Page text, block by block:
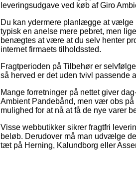
leveringsudgave ved køb af Giro
Du kan ydermere planlægge at vælge
typisk en anelse mere pebret, men
benægtes at være at du selv henter
internet firmaets tilholdssted.
Fragtperioden på Tilbehør er
så herved er det uden tvivl passende
Mange forretninger på nettet giver
Ambient Pandebånd, men vær obs
mulighed for at nå at få de nye varer
Visse webbutikker sikrer fragtfri
beløb. Derudover må man udvælge
tæt på Herning, Kalundborg eller